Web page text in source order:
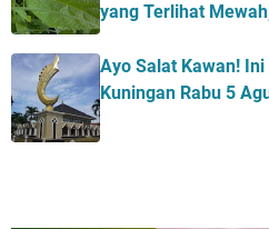
yang Terlihat
Ayo Salat Kawan!
Kuningan Rabu 5